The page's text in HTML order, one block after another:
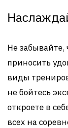
Не забывайте,
приносить
виды
не бойтесь
откроете в
всех на